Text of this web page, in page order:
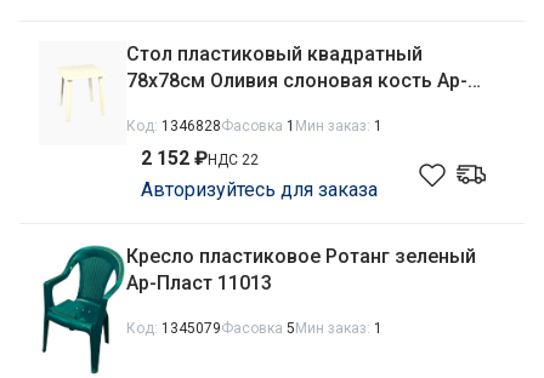
Стол пластиковый квадратный
78х78см Оливия слоновая кость Ар-
Код: 1346828Фасовка 1 Мин заказ: 1
2 152 ₽НДС 22
Авторизуйтесь для заказа
Кресло пластиковое Ротанг зеленый
Ар-Пласт 11013
Код: 1345079Фасовка 5 Мин заказ: 1